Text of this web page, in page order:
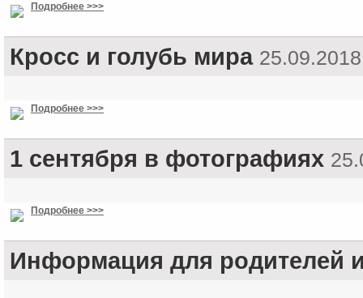
Подробнее >>>
Кросс и голубь мира 25.09.2018
Подробнее >>>
1 сентября в фотографиях
Подробнее >>>
Информация для родителей